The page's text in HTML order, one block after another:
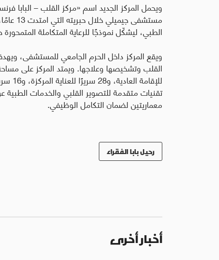
ويحمل المركز الجديد اسم «مركز القلب – البابا
الطبي، ليشكّل نموذجًا للرعاية المتكاملة
ويقع المركز داخل الحرم الجامعي للمستشفى،
القلب وتشخيصها وعلاجها.
تقنيات متقدمة للتصوير القلبي والخدمات
معماريتين لضمان التكامل الوظيفي.
رحيل بابا الفقراء
أخبار أخرى